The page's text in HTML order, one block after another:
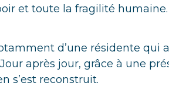
et toute la fragilité humaine.
d’une résidente qui
après jour, grâce à une
s’est reconstruit.